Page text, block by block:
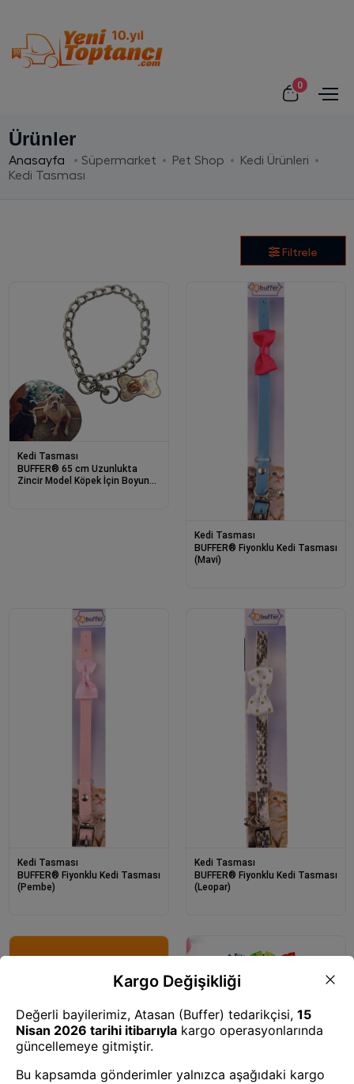
0
Ürünler
Anasayfa Süpermarket Pet Shop
Kedi Ürünleri
Kedi Tasması
Filtrele
Kedi Tasması
BUFFER® 65 cm Uzunlukta
Zincir Model Köpek İçin Boyun
Kedi Tasması
BUFFER® Fiyonklu Kedi Tasması
(Mavi)
Kedi Tasması
BUFFER® Fiyonklu Kedi Tasması
(Pembe)
Kedi Tasması
BUFFER® Fiyonklu Kedi Tasması
(Leopar)